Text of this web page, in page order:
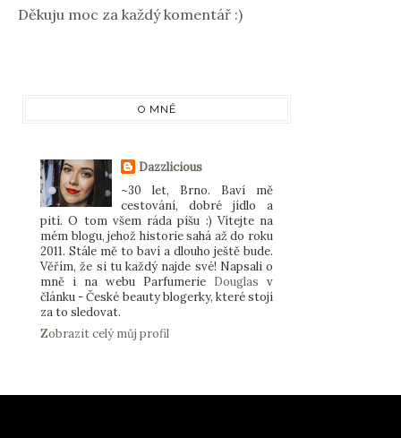
Děkuju moc za každý komentář :)
O MNĚ
Dazzlicious
~30 let, Brno. Baví mě
cestování, dobré jídlo a
pití. O tom všem ráda píšu :) Vítejte na
mém blogu, jehož historie sahá až do roku
2011. Stále mě to baví a dlouho ještě bude.
Věřím, že si tu každý najde své! Napsali o
mně i na webu Parfumerie Douglas v
článku - České beauty blogerky, které stojí
za to sledovat.
Zobrazit celý můj profil